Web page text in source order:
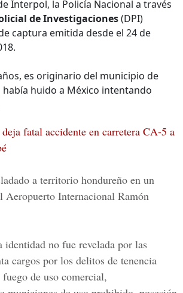
Interpol, la Policía Nacional a través
de Investigaciones(DPI)
captura emitida desde el 24 de
es originario del municipio de
había huido a México intentando
fatal accidente en carretera CA-5 a
a territorio hondureño en un
Aeropuerto Internacional Ramón
identidad no fue revelada por las
cargos por los delitos de tenencia
de uso comercial,